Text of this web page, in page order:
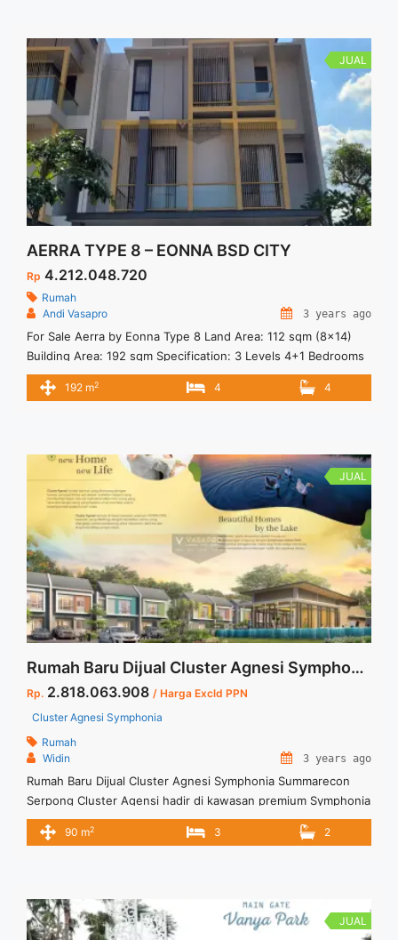
Residence Hunian Ideal Tangerang Selatan" class="read-
more" href="https://vasapro.com/property/dijual-rumah-baru-
2-lt-arkamaya-residence-hunian-ideal-tangerang-selatan/"
aria-label="Read more about Dijual Rumah Baru 2 LT Arkamaya
Residence Hunian Ideal Tangerang Selatan">Read more</a>
JUAL
AERRA TYPE 8 – EONNA BSD CITY
Rp 4.212.048.720
Rumah
Andi Vasapro
3 years ago
For Sale Aerra by Eonna Type 8 Land Area: 112 sqm (8×14)
Building Area: 192 sqm Specification: 3 Levels 4+1 Bedrooms
4+1 Bathrooms 1 Multipurpose Room 2 Carports Dry kitchen
Wet Kitchen Facilities: AON Exclusive Private Clubhouse
title="AERRA TYPE 8 – EONNA BSD CITY" class="read-more"
href="https://vasapro.com/property/aerra-type-8-eonna-
bsd-city/" aria-label="Read more about AERRA TYPE 8 –
EONNA BSD CITY">Read more</a>
192 m2 4 4
JUAL
Rumah Baru Dijual Cluster Agnesi Symphonia Summarecon Serpong
Rp. 2.818.063.908 / Harga Excld PPN
Cluster Agnesi Symphonia
Rumah
Widin
3 years ago
Rumah Baru Dijual Cluster Agnesi Symphonia Summarecon
Serpong Cluster Agensi hadir di kawasan premium Symphonia
dengan keindahan danau dan adanya fasilitas ruang terbuka
hijau yang nyaman untuk semua penghuninya. Untuk
90 m2 3 2
JUAL